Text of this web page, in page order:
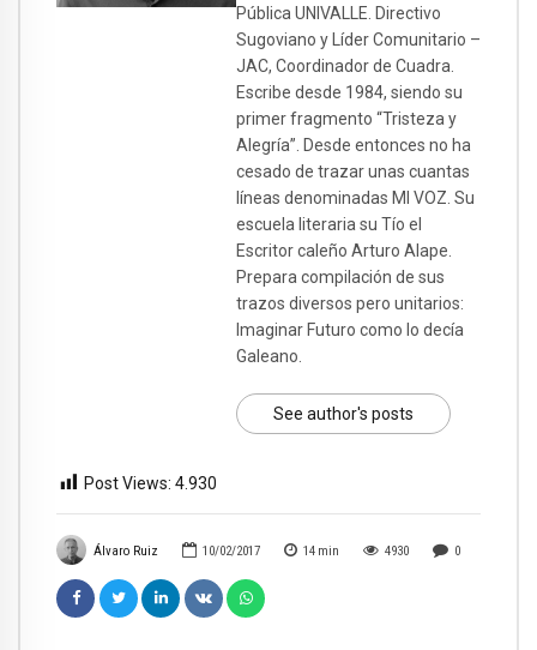
Álvaro Ruiz 10/02/2017 14 min 4930 0
Pública UNIVALLE. Directivo
Sugoviano y Líder Comunitario –
JAC, Coordinador de Cuadra.
Escribe desde 1984, siendo su
primer fragmento “Tristeza y
Alegría”. Desde entonces no ha
cesado de trazar unas cuantas
líneas denominadas MI VOZ. Su
escuela literaria su Tío el
Escritor caleño Arturo Alape.
Prepara compilación de sus
trazos diversos pero unitarios:
Imaginar Futuro como lo decía
Galeano.
See author's posts
Post Views: 4.930